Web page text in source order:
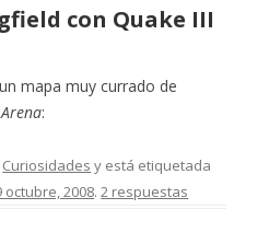
con Quake III
mapa muy currado de
:
Curiosidades y está etiquetada
octubre, 2008.2 respuestas